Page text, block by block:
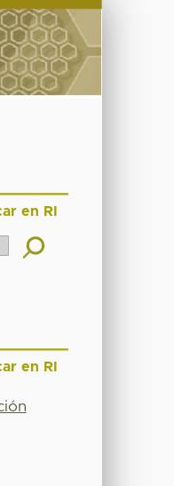
en RI
en RI